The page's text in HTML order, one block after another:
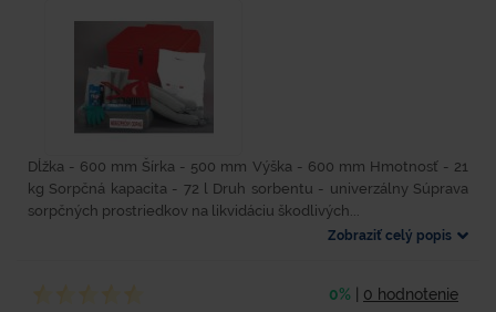
Dĺžka - 600 mm Šírka - 500 mm Výška - 600 mm Hmotnosť - 21
kg Sorpčná kapacita - 72 l Druh sorbentu - univerzálny Súprava
sorpčných prostriedkov na likvidáciu škodlivých...
Zobraziť celý popis
0% 0 hodnotenie